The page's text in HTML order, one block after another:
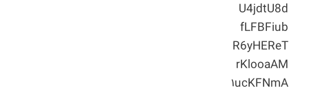
U4jdtU8d
fLFBFiub
R6yHEReT
rKlooaAM
۱ucKFNmA